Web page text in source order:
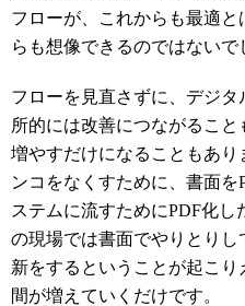
フローが、これからも最適
らも想像できるのではないで
フローを見直さずに、デジ
所的には改善につながるこ
増やすだけになることもあ
ンコをなくすために、書面
ステムに流すためにPDF化
の現場では書面でやりとり
新をするということが起こ
間が増えていくだけです。